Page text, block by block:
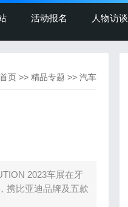
活动报名 人物访谈
首页 >> 精品专题 >> 汽车
2023车展在牙
携比亚迪品牌及五款